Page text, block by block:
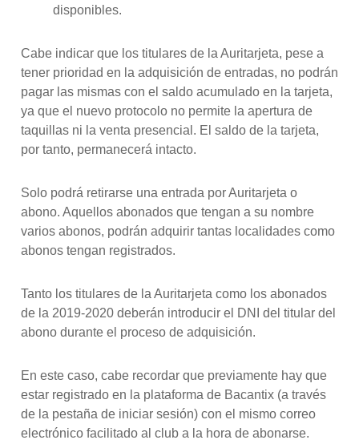
disponibles.
Cabe indicar que los titulares de la Auritarjeta, pese a
tener prioridad en la adquisición de entradas, no podrán
pagar las mismas con el saldo acumulado en la tarjeta,
ya que el nuevo protocolo no permite la apertura de
taquillas ni la venta presencial. El saldo de la tarjeta,
por tanto, permanecerá intacto.
Solo podrá retirarse una entrada por Auritarjeta o
abono. Aquellos abonados que tengan a su nombre
varios abonos, podrán adquirir tantas localidades como
abonos tengan registrados.
Tanto los titulares de la Auritarjeta como los abonados
de la 2019-2020 deberán introducir el DNI del titular del
abono durante el proceso de adquisición.
En este caso, cabe recordar que previamente hay que
estar registrado en la plataforma de Bacantix (a través
de la pestaña de iniciar sesión) con el mismo correo
electrónico facilitado al club a la hora de abonarse.